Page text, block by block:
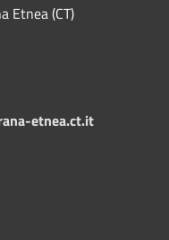
Etnea (CT)
etnea.ct.it